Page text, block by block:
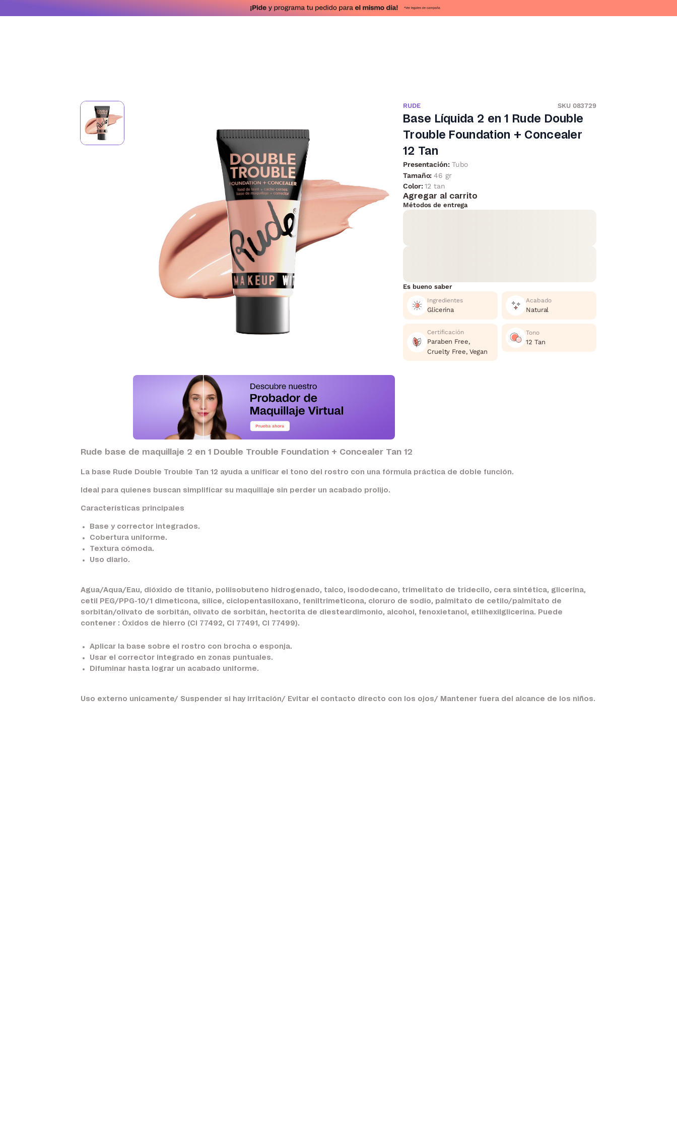
RUDE SKU 083729
Base Líquida 2 en 1 Rude Double
Trouble Foundation + Concealer
12 Tan
Presentación: Tubo
Tamaño:46 gr
Color:12 tan
Agregar al carrito
Métodos de entrega
Es bueno saber
Ingredientes
Glicerina
Acabado
Natural
Certificación
Paraben Free,
Cruelty Free, Vegan
Tono
12 Tan
Rude base de maquillaje 2 en 1 Double Trouble Foundation + Concealer Tan 12
La base Rude Double Trouble Tan 12 ayuda a unificar el tono del rostro con una fórmula práctica de doble función.
Ideal para quienes buscan simplificar su maquillaje sin perder un acabado prolijo.
Características principales
Base y corrector integrados.
Cobertura uniforme.
Textura cómoda.
Uso diario.
Agua/Aqua/Eau, dióxido de titanio, poliisobuteno hidrogenado, talco, isododecano, trimelitato de tridecilo, cera sintética, glicerina,
cetil PEG/PPG-10/1 dimeticona, sílice, ciclopentasiloxano, feniltrimeticona, cloruro de sodio, palmitato de cetilo/palmitato de
sorbitán/olivato de sorbitán, olivato de sorbitán, hectorita de diesteardimonio, alcohol, fenoxietanol, etilhexilglicerina. Puede
contener : Óxidos de hierro (CI 77492, CI 77491, CI 77499).
Aplicar la base sobre el rostro con brocha o esponja.
Usar el corrector integrado en zonas puntuales.
Difuminar hasta lograr un acabado uniforme.
Uso externo unicamente/ Suspender si hay irritación/ Evitar el contacto directo con los ojos/ Mantener fuera del alcance de los niños.